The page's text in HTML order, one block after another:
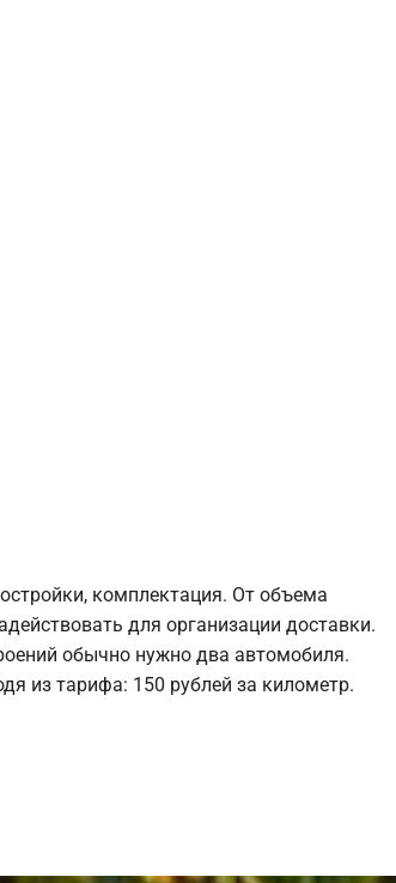
комплектация. От объема
для организации доставки.
обычно нужно два автомобиля.
из тарифа: 150 рублей за километр.